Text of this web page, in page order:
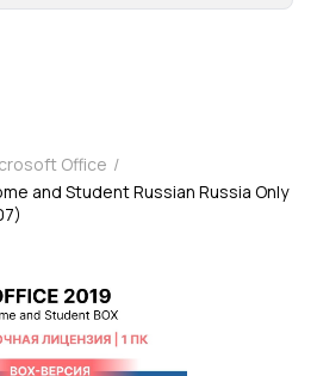
Office /
and Student Russian Russia Only